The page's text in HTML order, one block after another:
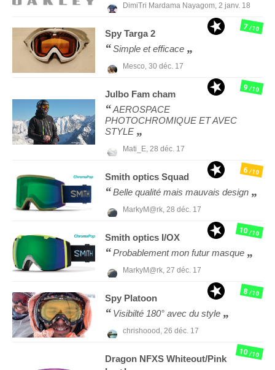
DimiTri Mardama Nayagom, 2 janv. 18
Spy Targa 2
Simple et efficace
Mesco, 30 déc. 17
7/10
Julbo Fam cham
AEROSPACE
PHOTOCHROMIQUE ET AVEC
STYLE
Mati_E, 28 déc. 17
9/10
Smith optics Squad
Belle qualité mais mauvais design
MarkyM@rk, 28 déc. 17
6/10
Smith optics I/OX
Probablement mon futur masque
MarkyM@rk, 27 déc. 17
10/10
Spy Platoon
Visibilté 180° avec du style
chrishoood, 26 déc. 17
8/10
Dragon NFXS Whiteout/Pink
10/10